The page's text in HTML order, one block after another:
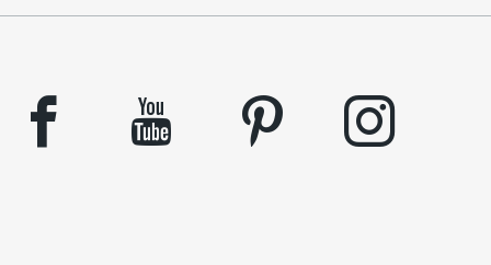
facebook youtube pinterest instagram